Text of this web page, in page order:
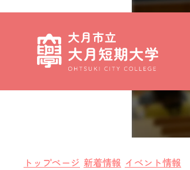
トップページ 新着情報 イベント情報